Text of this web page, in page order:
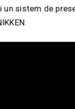
un sistem de